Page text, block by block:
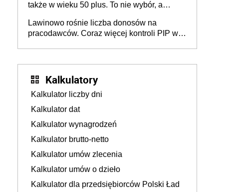
także w wieku 50 plus. To nie wybór, a
życia
Lawinowo rośnie liczba donosów na
pracodawców. Coraz więcej kontroli PIP w
Kalkulatory
Kalkulator liczby dni
Kalkulator dat
Kalkulator wynagrodzeń
Kalkulator brutto-netto
Kalkulator umów zlecenia
Kalkulator umów o dzieło
Kalkulator dla przedsiębiorców Polski Ład